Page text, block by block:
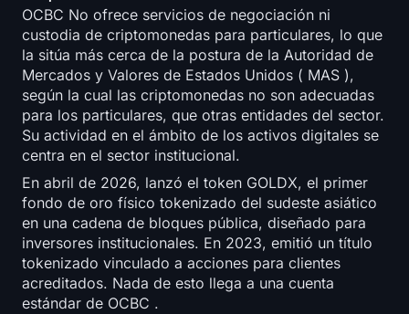
OCBC No ofrece servicios de negociación ni
custodia de criptomonedas para particulares, lo que
la sitúa más cerca de la postura de la Autoridad de
Mercados y Valores de Estados Unidos ( MAS ),
según la cual las criptomonedas no son adecuadas
para los particulares, que otras entidades del sector.
Su actividad en el ámbito de los activos digitales se
centra en el sector institucional.
En abril de 2026, lanzó el token GOLDX, el primer
fondo de oro físico tokenizado del sudeste asiático
en una cadena de bloques pública, diseñado para
inversores institucionales. En 2023, emitió un título
tokenizado vinculado a acciones para clientes
acreditados. Nada de esto llega a una cuenta
estándar de OCBC .